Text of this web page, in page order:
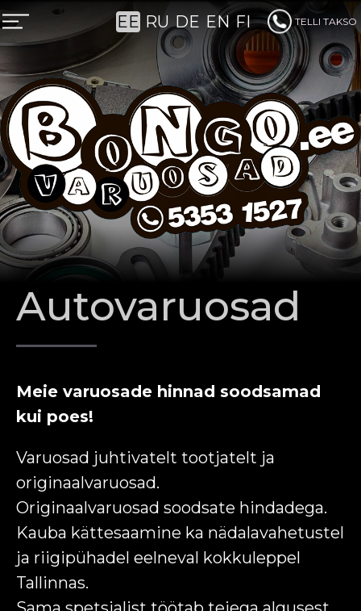
TELLI TAKSO
EE RU DE EN FI
PÜSIKLIENTIDELE
ÄRIKLIENDILE
TÖÖPAKKUMISED
AUTO RENT
LISAGE KAART
UUDISED
KONTAKT
REKLAAM BONGO TAKSO
Autovaruosad
Meie varuosade hinnad soodsamad
kui poes!
Varuosad juhtivatelt tootjatelt ja
originaalvaruosad.
Originaalvaruosad soodsate hindadega.
Kauba kättesaamine ka nädalavahetustel
ja riigipühadel eelneval kokkuleppel
Tallinnas.